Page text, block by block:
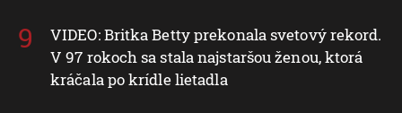
VIDEO: Britka Betty prekonala svetový rekord.
V 97 rokoch sa stala najstaršou ženou, ktorá
kráčala po krídle lietadla